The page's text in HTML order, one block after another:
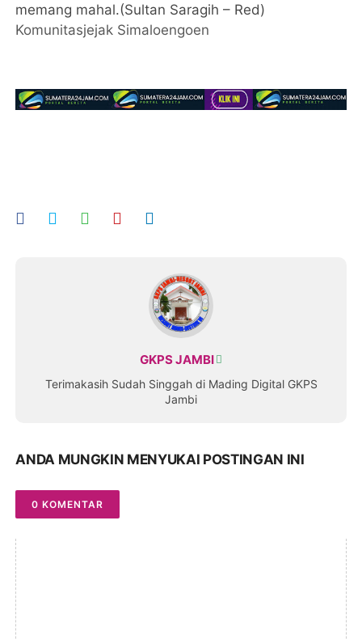
memang mahal.(Sultan Saragih – Red)
Komunitasjejak Simaloengoen
GKPS JAMBI
Terimakasih Sudah Singgah di Mading Digital GKPS
Jambi
ANDA MUNGKIN MENYUKAI POSTINGAN INI
0 KOMENTAR